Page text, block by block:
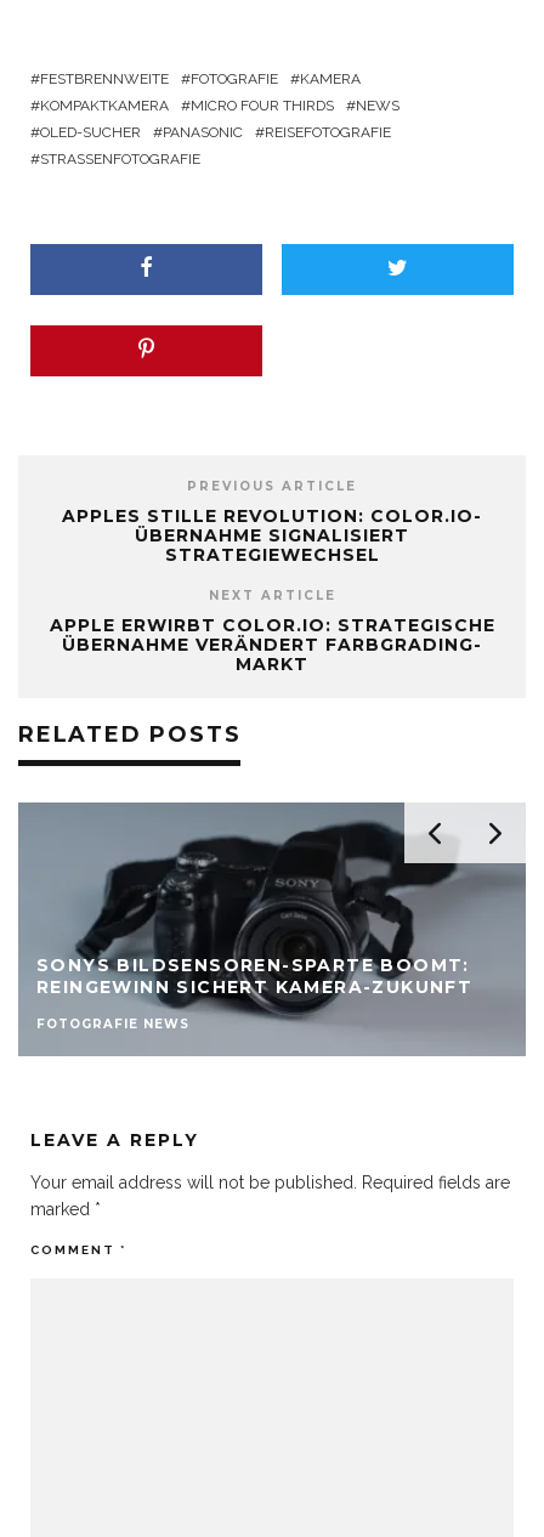
FESTBRENNWEITE FOTOGRAFIE
KAMERA
KOMPAKTKAMERA
MICRO FOUR THIRDS
NEWS
OLED-SUCHER
PANASONIC
REISEFOTOGRAFIE
STRASSENFOTOGRAFIE
PREVIOUS ARTICLE
APPLES STILLE REVOLUTION: COLOR.IO-
ÜBERNAHME SIGNALISIERT
STRATEGIEWECHSEL
NEXT ARTICLE
APPLE ERWIRBT COLOR.IO: STRATEGISCHE
ÜBERNAHME VERÄNDERT FARBGRADING-
MARKT
RELATED POSTS
SONYS BILDSENSOREN-SPARTE BOOMT:
REINGEWINN SICHERT KAMERA-ZUKUNFT
FOTOGRAFIE NEWS
LEAVE A REPLY
Your email address will not be published.
Required fields are
marked *
COMMENT *